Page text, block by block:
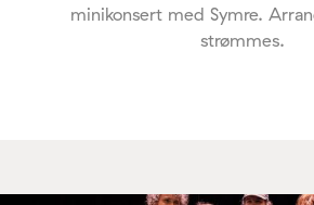
minikonsert med Symre.
strømmes.